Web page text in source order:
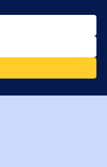
Door
met ons